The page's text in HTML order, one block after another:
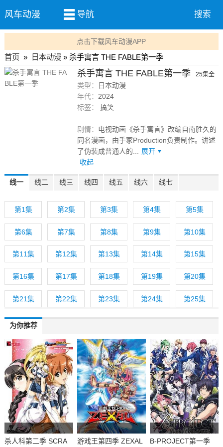
风车动漫 导航 搜索
点击下载风车动漫APP
首页 » 日本动漫» 杀手寓言 THE FABLE第一季
杀手寓言 THE FABLE第一季 25集全
类型：
日本动漫
年代： 2024
标签：
搞笑
剧情： 电视动画《杀手寓言》改编自南胜久的
同名漫画，由手冢Production负责制作。讲述
了伪装成普通人的...
展开
收起
线一 线二 线三 线四 线五 线六 线七
第1集 第2集 第3集 第4集 第5集
第6集 第7集 第8集 第9集 第10集
第11集 第12集 第13集 第14集 第15集
第16集 第17集 第18集 第19集 第20集
第21集 第22集 第23集 第24集 第25集
为你推荐
杀人科第二季 SCRA 游戏王第四季 ZEXAL B-PROJECT第一季